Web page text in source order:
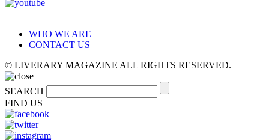
WHO WE ARE
CONTACT US
© LIVERARY MAGAZINE ALL RIGHTS RESERVED.
SEARCH
FIND US